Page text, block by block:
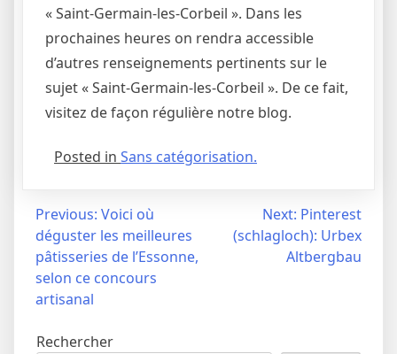
« Saint-Germain-les-Corbeil ». Dans les
prochaines heures on rendra accessible
d’autres renseignements pertinents sur le
sujet « Saint-Germain-les-Corbeil ». De ce fait,
visitez de façon régulière notre blog.
Posted in Sans catégorisation.
Navigation
l’article
Previous: Voici où
déguster les meilleures
pâtisseries de l’Essonne,
selon ce concours
artisanal
Next: Pinterest
(schlagloch): Urbex
Altbergbau
Rechercher